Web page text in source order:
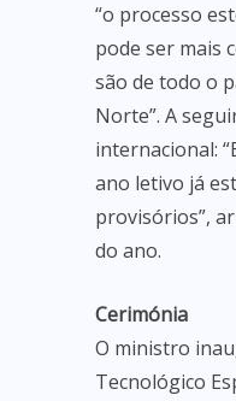
“o processo
pode ser mais
são de todo o
Norte”. A
internacional:
ano letivo já
provisórios”,
do ano.
Cerimónia
O ministro
Tecnológico